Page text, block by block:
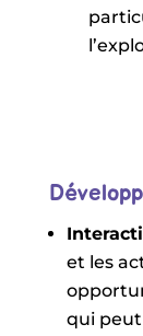
et les
qui